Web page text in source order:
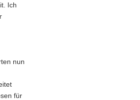
Ich
nun
für